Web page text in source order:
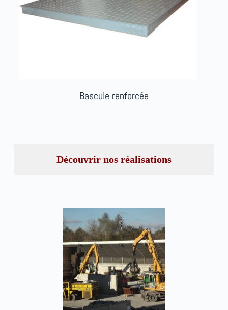
Bascule renforcée
Découvrir nos réalisations